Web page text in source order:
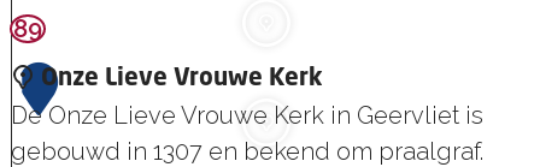
j
o
e
n
e
u
m
S
S
t
a
d
89
4
Onze Lieve Vrouwe Kerk
De Onze Lieve Vrouwe Kerk in Geervliet is
gebouwd in 1307 en bekend om praalgraf.